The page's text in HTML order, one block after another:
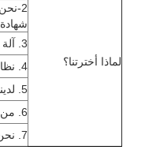
لماذا أخترتنا؟
شهادة ISO & BV.)
3. آلة الإنتاج المتقدمة.
4. نظام صارم لمراقبة الجودة.
5. لدينا فريق مبيعات محترف.
6. من ذوي الخبرة المصدرة لجميع أنحاء العالم.
7. نحن توريد خدمة الحل خطوة واحدة.